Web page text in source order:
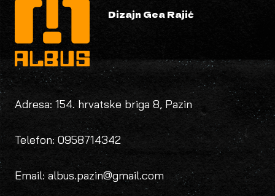
Dizajn Gea Rajić
Adresa: 154. hrvatske briga 8, Pazin
Telefon: 0958714342
Email: albus.pazin@gmail.com